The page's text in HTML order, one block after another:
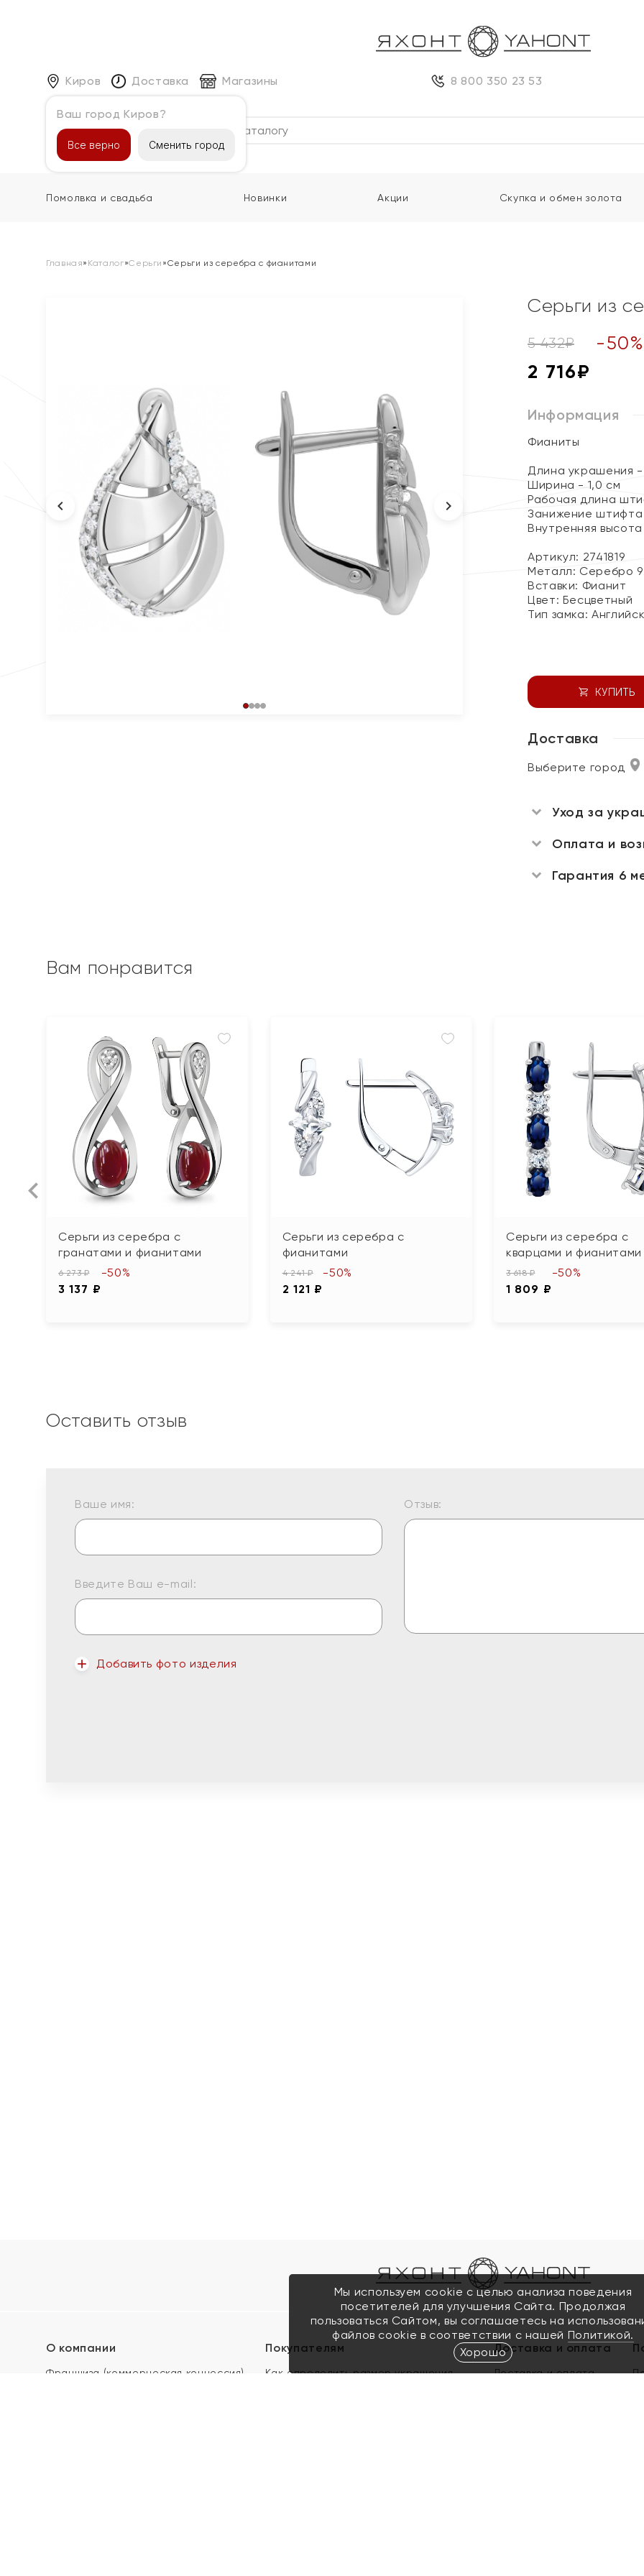
Киров
Ваш город Киров?
Все верно Сменить город
Доставка Магазины 8 800 350 23 53
Каталог
Помолвка и свадьба Новинки Акции Скупка и обмен золота
Главная» Каталог»Серьги »Серьги из серебра с фианитами
Серьги из
5 432₽ -50%
2 716₽
Информация
Фианиты
Длина украшения -
Ширина - 1,0 см
Рабочая длина
Занижение
Внутренняя
Артикул: 2741819
Металл: Серебро
Вставки: Фианит
Цвет: Бесцветный
Тип замка:
КУПИТЬ
Доставка
Выберите город
Уход за
Оплата и
Гарантия 6
Вам понравится
Серьги из серебра с
гранатами и фианитами
6 273 ₽
3 137 ₽
-50%
Серьги из серебра с
фианитами
4 241 ₽
2 121 ₽
-50%
Серьги из серебра с
кварцами и фианитами
3 618 ₽
1 809 ₽
-50%
Оставить отзыв
Ваше имя:
Введите Ваш e-mail:
Добавить фото изделия
Отзыв:
О компании
Франшиза (коммерческая концессия)
Покупателям
Как определить размер украшения
Доставка и оплата
Доставка и оплата
Мы используем cookie с целью анализа поведения
посетителей для улучшения Сайта. Продолжая
пользоваться Сайтом, вы соглашаетесь на
файлов cookie в соответствии с нашей Политикой.
Хорошо